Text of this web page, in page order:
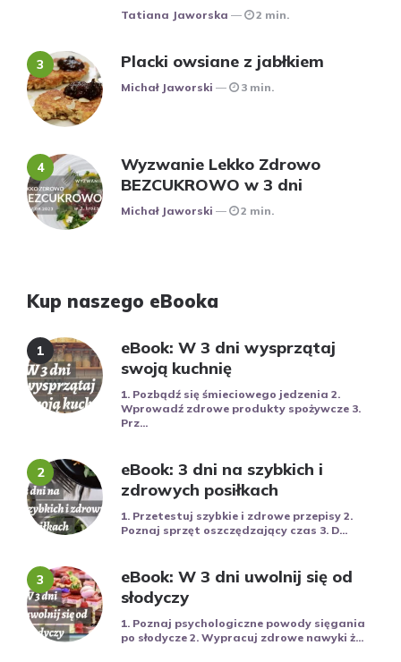
Posted
Tatiana Jaworska 2 min.
Placki owsiane z jabłkiem
Posted
Michał Jaworski 3 min.
Wyzwanie Lekko Zdrowo
BEZCUKROWO w 3 dni
Posted
Michał Jaworski 2 min.
Kup naszego eBooka
eBook: W 3 dni wysprzątaj
swoją kuchnię
1. Pozbądź się śmieciowego jedzenia 2.
Wprowadź zdrowe produkty spożywcze 3.
Prz...
eBook: 3 dni na szybkich i
zdrowych posiłkach
1. Przetestuj szybkie i zdrowe przepisy 2.
Poznaj sprzęt oszczędzający czas 3. D...
eBook: W 3 dni uwolnij się od
słodyczy
1. Poznaj psychologiczne powody sięgania
po słodycze 2. Wypracuj zdrowe nawyki ż...